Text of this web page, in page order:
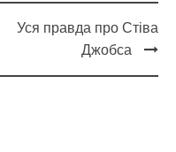
Уся правда про Стіва
Джобса